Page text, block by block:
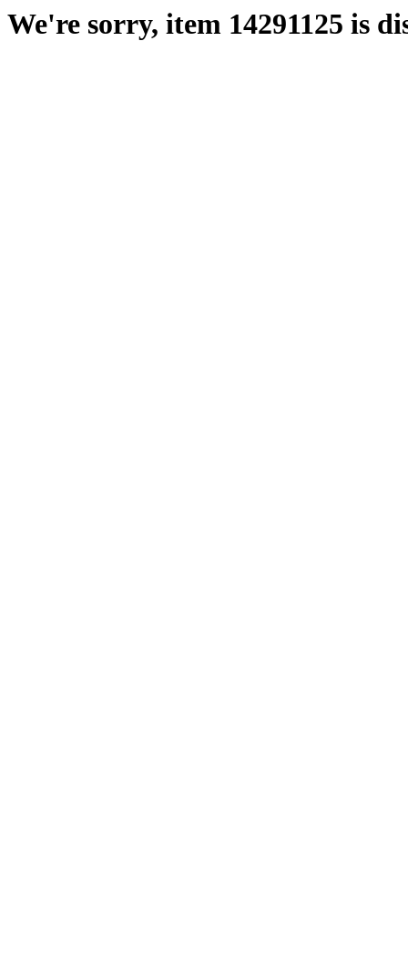
We're sorry, item 14291125 is